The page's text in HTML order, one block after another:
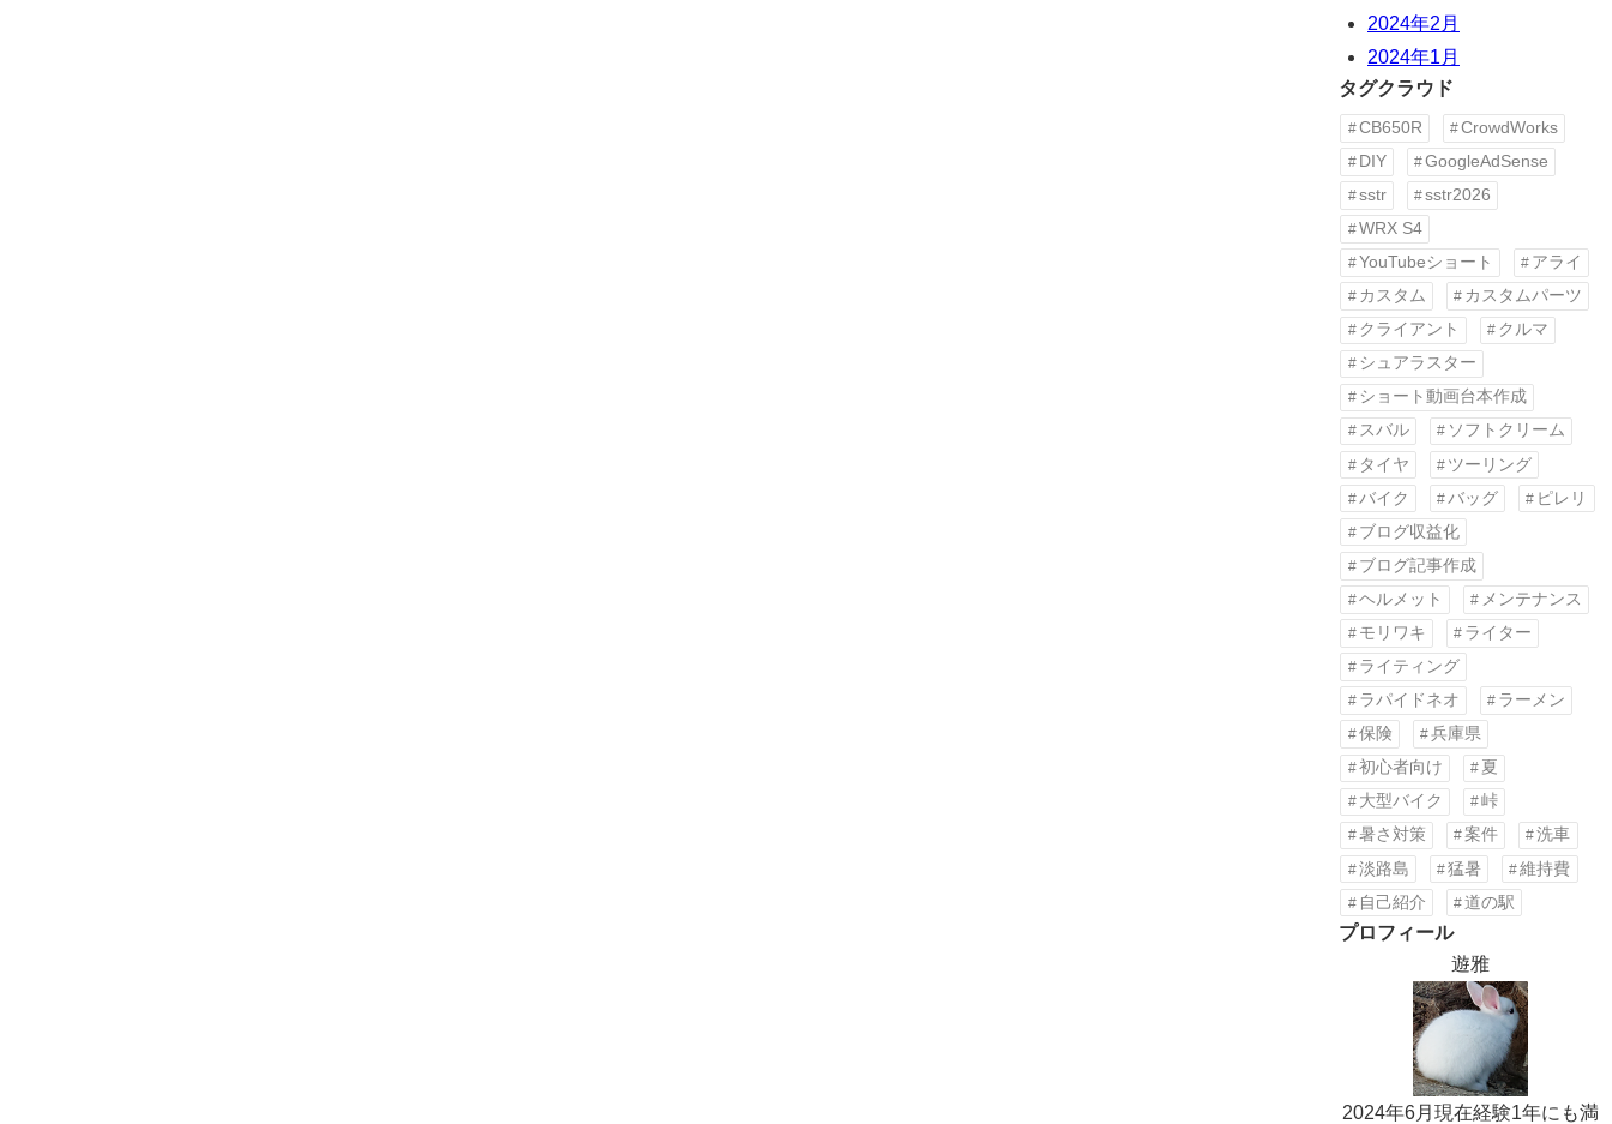
2024年2月
2024年1月
タグクラウド
CB650R
CrowdWorks
DIY
GoogleAdSense
sstr
sstr2026
WRX S4
YouTubeショート
アライ
カスタム
カスタムパーツ
クライアント
クルマ
シュアラスター
ショート動画台本作成
スバル
ソフトクリーム
タイヤ
ツーリング
バイク
バッグ
ピレリ
ブログ収益化
ブログ記事作成
ヘルメット
メンテナンス
モリワキ
ライター
ライティング
ラパイドネオ
ラーメン
保険
兵庫県
初心者向け
夏
大型バイク
峠
暑さ対策
案件
洗車
淡路島
猛暑
維持費
自己紹介
道の駅
プロフィール
遊雅
2024年6月現在経験1年にも満